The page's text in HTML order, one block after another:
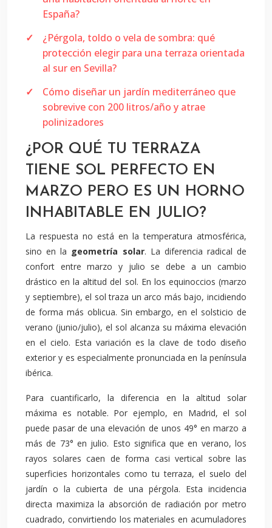
España?
¿Pérgola, toldo o vela de sombra: qué
protección elegir para una terraza orientada
al sur en Sevilla?
Cómo diseñar un jardín mediterráneo que
sobrevive con 200 litros/año y atrae
polinizadores
¿POR QUÉ TU TERRAZA
TIENE SOL PERFECTO EN
MARZO PERO ES UN HORNO
INHABITABLE EN JULIO?
La respuesta no está en la temperatura atmosférica,
sino en la geometría solar. La diferencia radical de
confort entre marzo y julio se debe a un cambio
drástico en la altitud del sol. En los equinoccios (marzo
y septiembre), el sol traza un arco más bajo, incidiendo
de forma más oblicua. Sin embargo, en el solsticio de
verano (junio/julio), el sol alcanza su máxima elevación
en el cielo. Esta variación es la clave de todo diseño
exterior y es especialmente pronunciada en la península
ibérica.
Para cuantificarlo, la diferencia en la altitud solar
máxima es notable. Por ejemplo, en Madrid, el sol
puede pasar de una elevación de unos 49° en marzo a
más de 73° en julio. Esto significa que en verano, los
rayos solares caen de forma casi vertical sobre las
superficies horizontales como tu terraza, el suelo del
jardín o la cubierta de una pérgola. Esta incidencia
directa maximiza la absorción de radiación por metro
cuadrado, convirtiendo los materiales en acumuladores